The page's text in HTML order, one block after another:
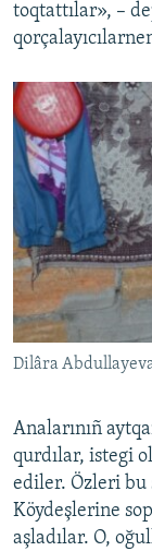
toqtattılar», –
Dilâra
Analarınıñ
qurdılar, istegi
ediler. Özleri bu
Köydeşlerine
aşladılar. O,